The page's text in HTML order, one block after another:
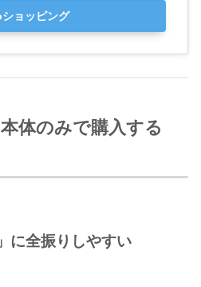
ョッピング
体のみで購入する
に全振りしやすい